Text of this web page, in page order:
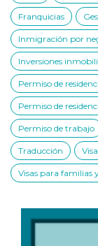
Franquicias
Inmigración por
Inversiones
Permiso de
Permiso de
Permiso de trabajo
Traducción
Visas para familias